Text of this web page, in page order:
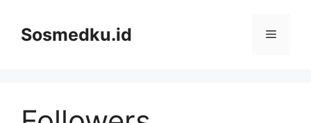
contentSosmedku.id Menu